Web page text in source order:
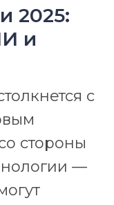
2025:
и
с
стороны
—